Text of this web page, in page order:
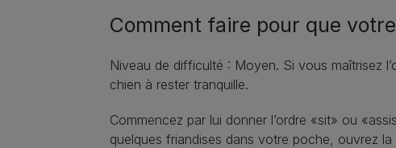
Comment faire pour que
Niveau de difficulté : Moyen. Si vous maîtrisez
chien à rester tranquille.
Commencez par lui donner l’ordre «sit» ou
quelques friandises dans votre poche, ouvrez